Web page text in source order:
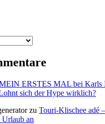
ERSTES MAL bei Karls
sich der Hype wirklich?
zu Touri-Klischee adé
Urlaub an